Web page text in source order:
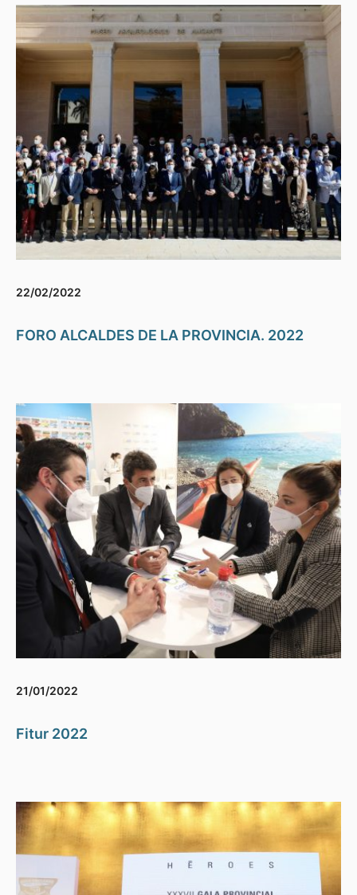
22/02/2022
FORO ALCALDES DE LA PROVINCIA. 2022
21/01/2022
Fitur 2022